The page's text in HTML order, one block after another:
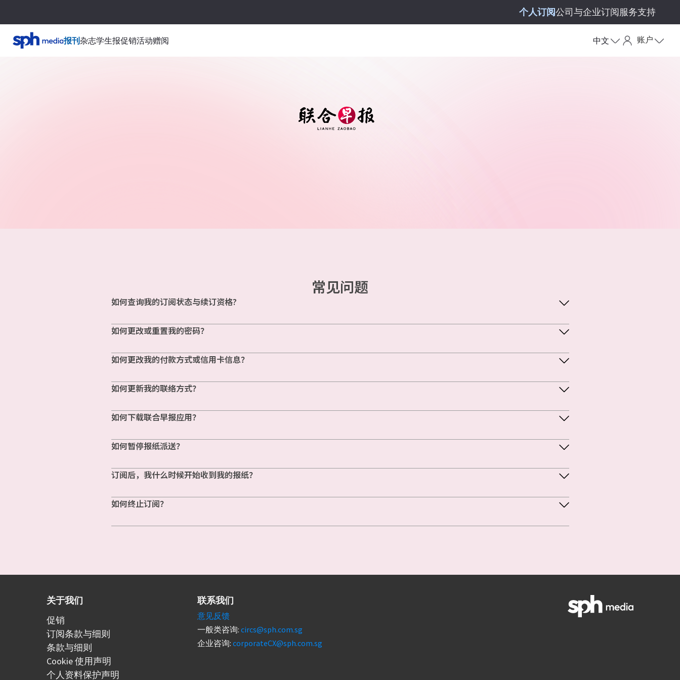
个人订阅公司与企业订阅服务支持
报刊杂志学生报促销活动赠阅 中文 账户
常见问题
如何查询我的订阅状态与续订资格?
如何更改或重置我的密码？
如何更改我的付款方式或信用卡信息？
如何更新我的联络方式？
如何下载联合早报应用？
如何暂停报纸派送？
订阅后，我什么时候开始收到我的报纸？
如何终止订阅？
关于我们
促销
订阅条款与细则
条款与细则
Cookie 使用声明
个人资料保护声明
联系我们
意见反馈
一般类咨询: circs@sph.com.sg
企业咨询: corporateCX@sph.com.sg